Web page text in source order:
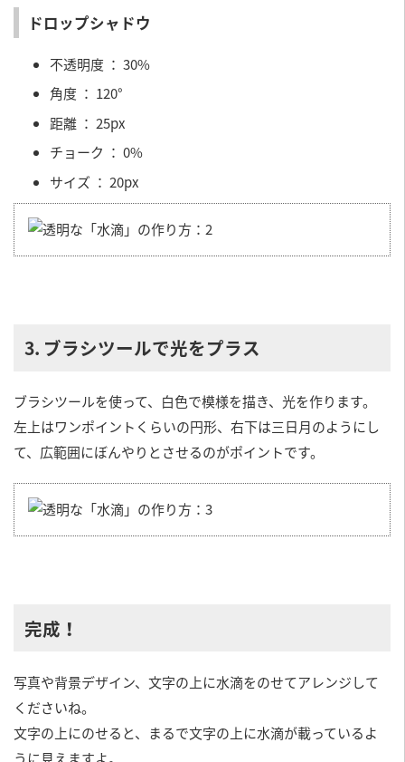
ドロップシャドウ
不透明度 ： 30%
角度 ： 120°
距離 ： 25px
チョーク ： 0%
サイズ ： 20px
3. ブラシツールで光をプラス
ブラシツールを使って、白色で模様を描き、光を作ります。
左上はワンポイントくらいの円形、右下は三日月のようにし
て、広範囲にぼんやりとさせるのがポイントです。
完成！
写真や背景デザイン、文字の上に水滴をのせてアレンジして
くださいね。
文字の上にのせると、まるで文字の上に水滴が載っているよ